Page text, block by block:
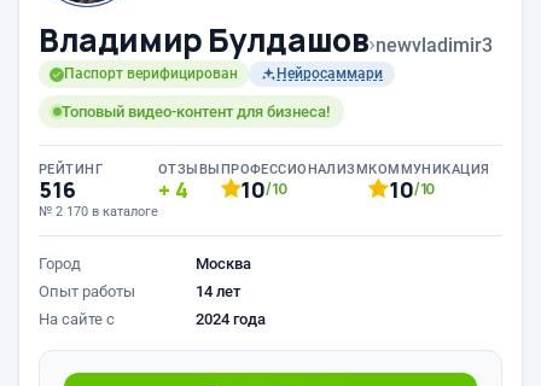
Владимир Булдашов›newvladimir3
Паспорт верифицирован Нейросаммари
Топовый видео-контент для бизнеса!
РЕЙТИНГ
516
№ 2 170 в каталоге
ОТЗЫВЫ
4
ПРОФЕССИОНАЛИЗМ
10/10
КОММУНИКАЦИЯ
10/10
Город
Москва
Опыт работы
14 лет
На сайте с
2024 года